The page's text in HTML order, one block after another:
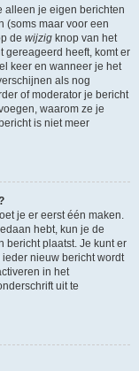
alleen je eigen berichten
(soms maar voor een
de wijzig knop van het
gereageerd heeft, komt er
keer en wanneer je het
als nog
of moderator je bericht
waarom ze je
is niet meer
je er eerst één maken.
hebt, kun je de
bericht plaatst. Je kunt er
nieuw bericht wordt
in het
uit te